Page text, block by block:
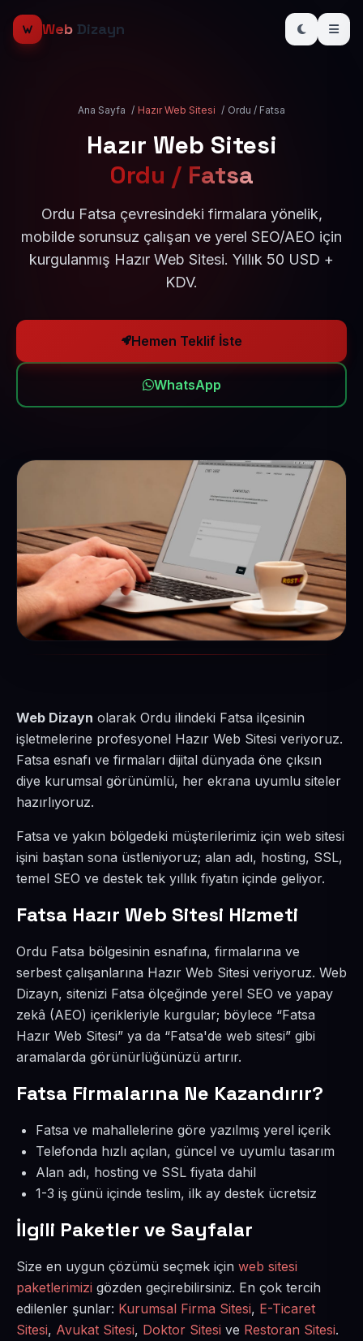
Web Dizayn
Ana Sayfa / Hazır Web Sitesi / Ordu / Fatsa
Hazır Web Sitesi
Ordu / Fatsa
Ordu Fatsa çevresindeki firmalara yönelik,
mobilde sorunsuz çalışan ve yerel SEO/AEO için
kurgulanmış Hazır Web Sitesi. Yıllık 50 USD +
KDV.
Hemen Teklif İste
WhatsApp
Web Dizayn olarak Ordu ilindeki Fatsa ilçesinin
işletmelerine profesyonel Hazır Web Sitesi veriyoruz.
Fatsa esnafı ve firmaları dijital dünyada öne çıksın
diye kurumsal görünümlü, her ekrana uyumlu siteler
hazırlıyoruz.
Fatsa ve yakın bölgedeki müşterilerimiz için web sitesi
işini baştan sona üstleniyoruz; alan adı, hosting, SSL,
temel SEO ve destek tek yıllık fiyatın içinde geliyor.
Fatsa Hazır Web Sitesi Hizmeti
Ordu Fatsa bölgesinin esnafına, firmalarına ve
serbest çalışanlarına Hazır Web Sitesi veriyoruz. Web
Dizayn, sitenizi Fatsa ölçeğinde yerel SEO ve yapay
zekâ (AEO) içerikleriyle kurgular; böylece “Fatsa
Hazır Web Sitesi” ya da “Fatsa'de web sitesi” gibi
aramalarda görünürlüğünüzü artırır.
Fatsa Firmalarına Ne Kazandırır?
Fatsa ve mahallelerine göre yazılmış yerel içerik
Telefonda hızlı açılan, güncel ve uyumlu tasarım
Alan adı, hosting ve SSL fiyata dahil
1-3 iş günü içinde teslim, ilk ay destek ücretsiz
İlgili Paketler ve Sayfalar
Size en uygun çözümü seçmek için web sitesi
paketlerimizi gözden geçirebilirsiniz. En çok tercih
edilenler şunlar: Kurumsal Firma Sitesi, E-Ticaret
Sitesi, Avukat Sitesi, Doktor Sitesi ve Restoran Sitesi.